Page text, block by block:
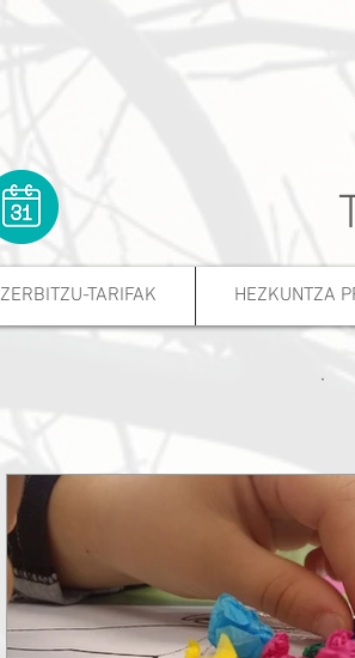
ZERBITZU-TARIFAK HEZKUNTZA